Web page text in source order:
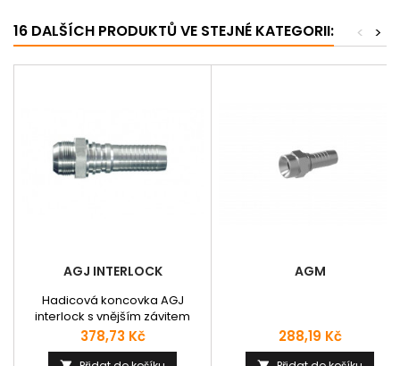
16 DALŠÍCH PRODUKTŮ VE STEJNÉ KATEGORII: >
<
AGJ INTERLOCK
Hadicová koncovka AGJ
interlock s vnějším závitem
typu G a vnějším těsnícím
kuželem 37° JIC. SAE J516, SAE
Cena
378,73 Kč
AGM
Cena
288,19 Kč